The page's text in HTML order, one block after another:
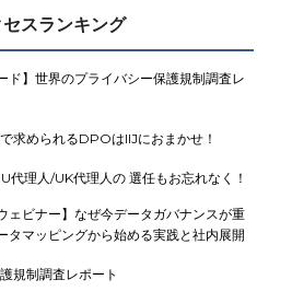
セスランキング
ド】世界のプライバシー保護規制調査レ
求められるDPOはIIJにおまかせ！
代理人/UK代理人の 選任もお忘れなく！
ェビナー】なぜ今データガバナンスが重
マッピングから始める実践と社内展開
規制調査レポート